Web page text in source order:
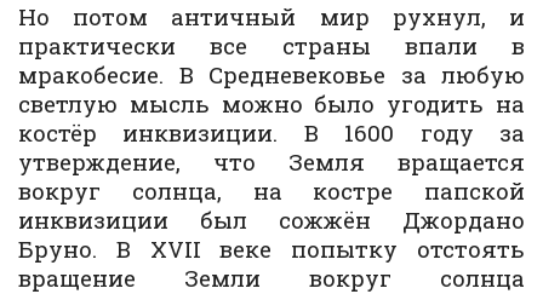
Но потом античный мир рухнул, и
практически все страны впали в
мракобесие. В Средневековье за любую
светлую мысль можно было угодить на
костёр инквизиции. В 1600 году за
утверждение, что Земля вращается
вокруг солнца, на костре папской
инквизиции был сожжён Джордано
Бруно. В XVII веке попытку отстоять
вращение Земли вокруг солнца